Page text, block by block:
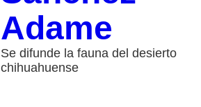
Adame
Se difunde la fauna del desierto
chihuahuense